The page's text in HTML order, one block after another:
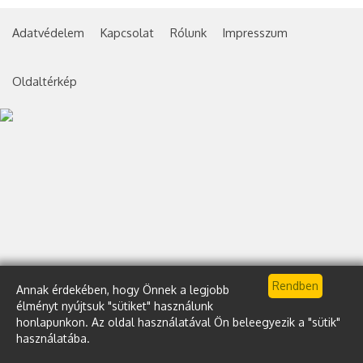
Annak érdekében, hogy Önnek a legjobb
élményt nyújtsuk "sütiket" használunk
honlapunkon. Az oldal használatával Ön beleegyezik a "sütik"
használatába.
Adatvédelem Kapcsolat Rólunk Impresszum
Oldaltérkép